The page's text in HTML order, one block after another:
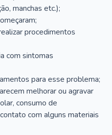
manchas etc.);
procedimentos
com sintomas
para esse problema;
melhorar ou agravar
consumo de
com alguns materiais